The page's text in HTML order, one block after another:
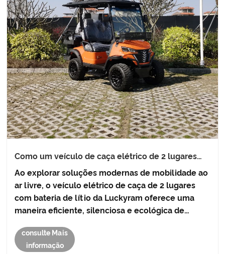
Como um veículo de caça elétrico de 2 lugares
aventuras ao ar livre
Ao explorar soluções modernas de mobilidade ao
ar livre, o veículo elétrico de caça de 2 lugares
com bateria de lítio da Luckyram oferece uma
maneira eficiente, silenciosa e ecológica de
recreativas. Projetado com tecnologia avançada
de energia elétrica, ......
consulte Mais
informação